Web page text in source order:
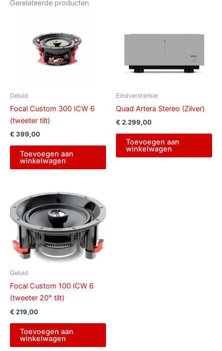
Gerelateerde producten
Geluid
Focal Custom 300 ICW 6
(tweeter tilt)
€ 399,00
Toevoegen aan
winkelwagen
Eindversterker
Quad Artera Stereo (Zilver)
€ 2.299,00
Toevoegen aan
winkelwagen
Geluid
Focal Custom 100 ICW 6
(tweeter 20° tilt)
€ 219,00
Toevoegen aan
winkelwagen